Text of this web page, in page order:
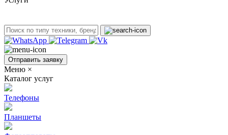
Отправить заявку
Меню ×
Каталог услуг
Телефоны
Планшеты